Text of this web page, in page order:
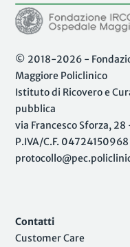
© 2018-2026 -
Maggiore Policlinico
Istituto di Ricovero e
pubblica
via Francesco Sforza,
P.IVA/C.F. 04724150968
Contatti
Customer Care